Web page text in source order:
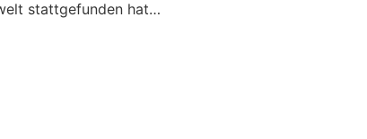
stattgefunden hat…